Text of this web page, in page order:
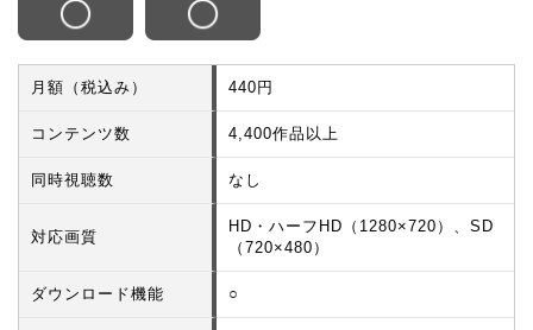
月額（税込み） 440円
コンテンツ数 4,400作品以上
同時視聴数 なし
対応画質
HD・ハーフHD（1280×720）、SD
（720×480）
ダウンロード機能 ○